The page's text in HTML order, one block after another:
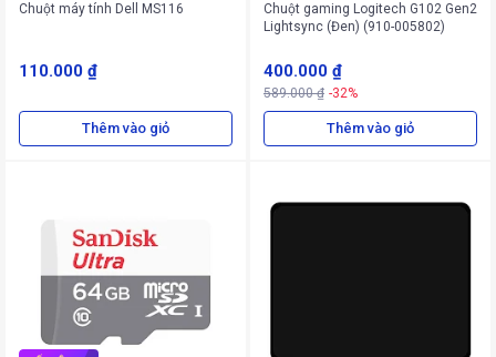
Chuột máy tính Dell MS116
110.000 ₫
Thêm vào giỏ
Chuột gaming Logitech G102 Gen2
Lightsync (Đen) (910-005802)
400.000 ₫
589.000 ₫ -32%
Thêm vào giỏ